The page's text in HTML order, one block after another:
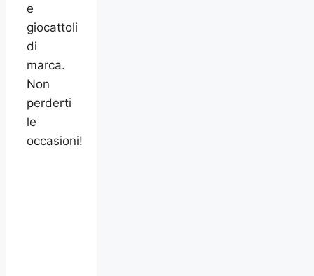
e
giocattoli
di
marca.
Non
perderti
le
occasioni!